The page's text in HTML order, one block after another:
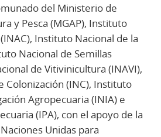
del Ministerio de
y Pesca (MGAP), Instituto
Instituto Nacional de la
Nacional de Semillas
de Vitivinicultura (INAVI),
Colonización (INC), Instituto
Agropecuaria (INIA) e
(IPA), con el apoyo de la
Unidas para